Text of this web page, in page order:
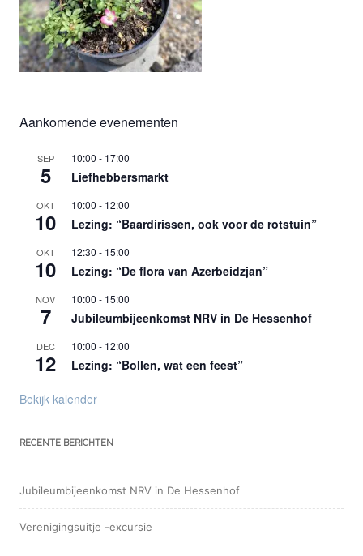
Aankomende evenementen
SEP
5
10:00 - 17:00
Liefhebbersmarkt
OKT
10
10:00 - 12:00
Lezing: “Baardirissen, ook voor de rotstuin”
OKT
10
12:30 - 15:00
Lezing: “De flora van Azerbeidzjan”
NOV
7
10:00 - 15:00
Jubileumbijeenkomst NRV in De Hessenhof
DEC
12
10:00 - 12:00
Lezing: “Bollen, wat een feest”
Bekijk kalender
RECENTE BERICHTEN
Jubileumbijeenkomst NRV in De Hessenhof
Verenigingsuitje -excursie